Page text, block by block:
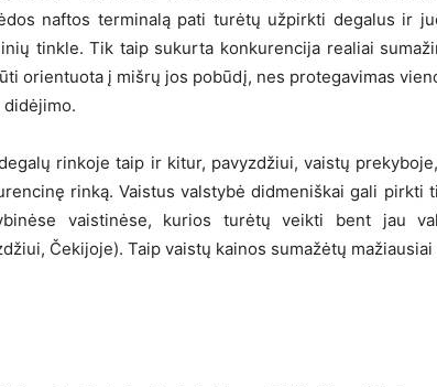
naftos terminalą pati turėtų užpirkti degalus ir
tinkle. Tik taip sukurta konkurencija realiai
orientuota į mišrų jos pobūdį, nes protegavimas
didėjimo.
rinkoje taip ir kitur, pavyzdžiui, vaistų
rinką. Vaistus valstybė didmeniškai gali pirkti
vaistinėse, kurios turėtų veikti bent jau
Čekijoje). Taip vaistų kainos sumažėtų